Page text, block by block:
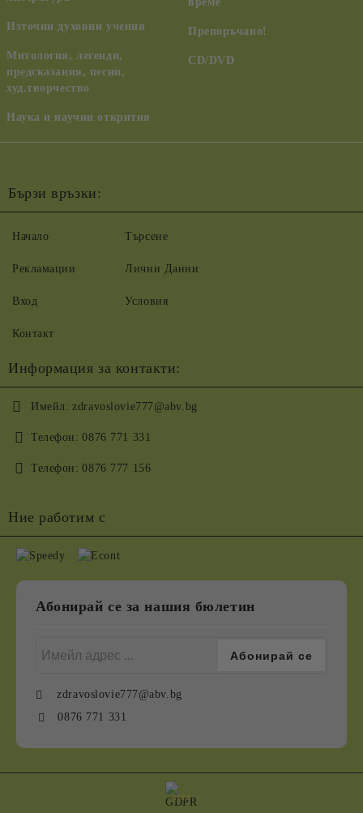
Източни духовни учения
Митология, легенди,
предсказания, песни,
худ.творчество
Наука и научни открития
Препоръчано!
CD/DVD
Бързи връзки:
Начало
Рекламации
Вход
Контакт
Търсене
Лични Данни
Условия
Информация за контакти:
Имейл: zdravoslovie777@abv.bg
Телефон: 0876 771 331
Телефон: 0876 777 156
Ние работим с
Абонирай се за нашия бюлетин
zdravoslovie777@abv.bg
0876 771 331
GDPR